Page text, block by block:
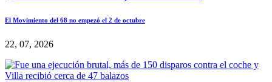
El Movimiento del 68 no empezó el 2 de octubre
22, 07, 2026